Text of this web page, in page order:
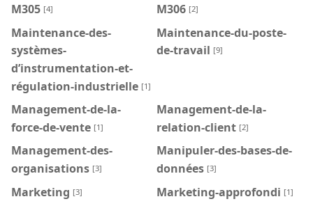
M305 [4] M306 [2]
Maintenance-des-
systèmes-
d’instrumentation-et-
régulation-industrielle [1]
Maintenance-du-poste-
de-travail [9]
Management-de-la-
force-de-vente [1]
Management-de-la-
relation-client [2]
Management-des-
organisations [3]
Manipuler-des-bases-de-
données [3]
Marketing [3] Marketing-approfondi [1]